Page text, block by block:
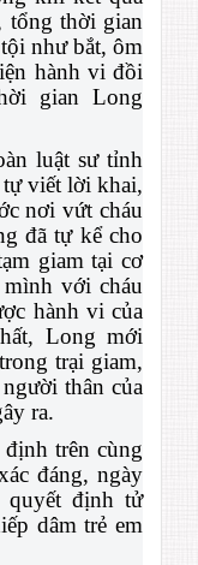
tổng thời gian
như bắt, ôm
hành vi đồi
gian Long
luật sư tỉnh
viết lời khai,
nơi vứt cháu
đã tự kể cho
giam tại cơ
với cháu
hành vi của
Long mới
trại giam,
thân của
ra.
trên cùng
đáng, ngày
quyết định tử
dâm trẻ em